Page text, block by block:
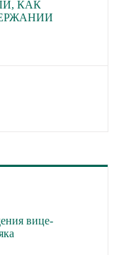
КАК
вице-